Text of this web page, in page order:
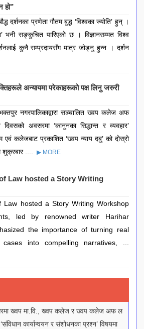
हो”
दर्शनका प्रणेता गौतम बुद्ध ‘विश्वका ज्योति’ हुन् ।
भनी सङ्कुचित पारिएको छ । विज्ञानसम्मत विश्व
कुनै सम्प्रदायसँग मात्र जोड्नु हुन्न । दर्शन
अन्यायमा परेकाहरूको पक्ष लिनु जरुरी
नगरपालिकाद्वारा सञ्चालित ख्वप कलेज अफ
अवसरमा ‘कानुनका सिद्धान्त र व्यवहार’
एवं कलेजबाट प्रकाशित ‘ख्वप न्याय दबु’ को दोस्रो
शुक्रबार .... ▶ MORE
Law hosted a Story Writing
Law hosted a Story Writing Workshop
led by renowned writer Harihar
the importance of turning real
into compelling narratives, ...
ख्वप मा.वि., ख्वप कलेज र ख्वप कलेज अफ ल
कार्यान्वयन र संशोधनका प्रश्न’ विषयमा